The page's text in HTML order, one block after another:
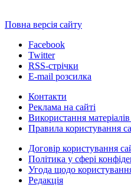
Повна версія сайту
Facebook
Twitter
RSS-стрічки
E-mail розсилка
Контакти
Реклама на сайті
Використання
Правила користування
Договір користування
Політика у сфері
Угода щодо
Редакція